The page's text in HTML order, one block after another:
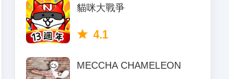
貓咪大戰爭
4.1
MECCHA CHAMELEON